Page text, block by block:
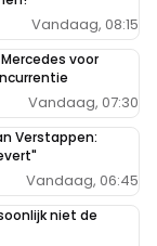
Vandaag, 08:15
voor
Vandaag, 07:30
Verstappen:
Vandaag, 06:45
niet de